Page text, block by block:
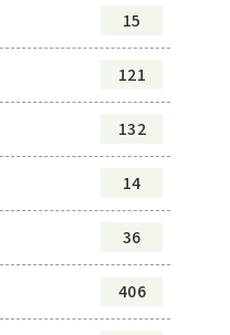
15
121
132
14
36
406